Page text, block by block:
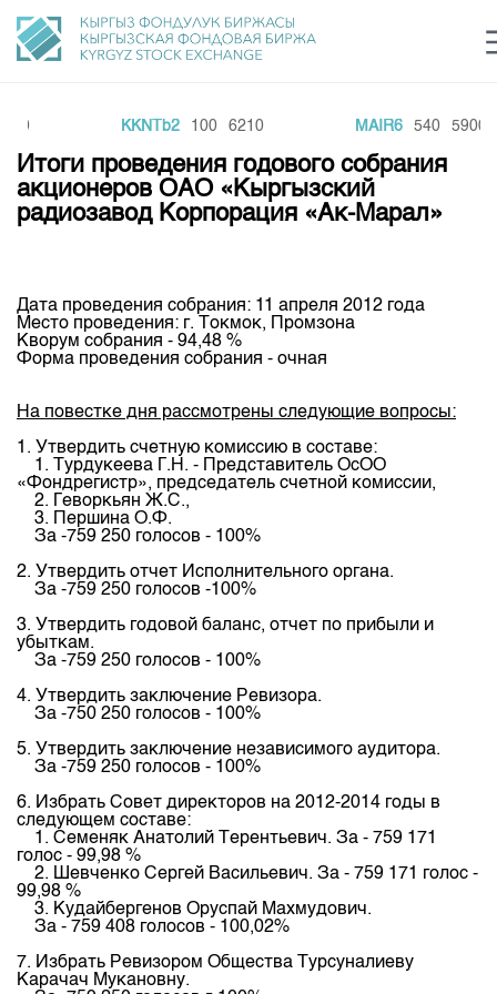
Финансовый рынок KG login Рус Кыр
О нас
Акционеры
Руководство
Участники торгов
Наши партнеры
Cтратегия развития
Корпоративные документы
Контакты
Товарно-сырьевой сектор
Листинг
Центр раскрытия информации
Тарифы
Аналитика
Финансовый рынок KG
25 лет ЗАО КФБ
Нормативная база
Депозитарная деятельность
Центр раскрытия информации
Архив торгов
Индекс и Капитализация
Котировки по ЦБ
Котировки по драг. металлам
Расписание аукционов по ГЦБ
Результаты аукционов ГЦБ
Объем ГЦБ в обращении
Результаты аукционов по депозитам
Общая информация
План работы на год
KKNTb2 100 6210 MAIR6 540 5900
Итоги проведения годового собрания
акционеров ОАО «Кыргызский
радиозавод Корпорация «Ак-Марал»
Дата проведения собрания: 11 апреля 2012 года
Место проведения: г. Токмок, Промзона
Кворум собрания - 94,48 %
Форма проведения собрания - очная
На повестке дня рассмотрены следующие вопросы:
1. Утвердить счетную комиссию в составе:
1. Турдукеева Г.Н. - Представитель ОсОО
«Фондрегистр», председатель счетной комиссии,
2. Геворкьян Ж.С.,
3. Першина О.Ф.
За -759 250 голосов - 100%
2. Утвердить отчет Исполнительного органа.
За -759 250 голосов -100%
3. Утвердить годовой баланс, отчет по прибыли и
убыткам.
За -759 250 голосов - 100%
4. Утвердить заключение Ревизора.
За -750 250 голосов - 100%
5. Утвердить заключение независимого аудитора.
За -759 250 голосов - 100%
6. Избрать Совет директоров на 2012-2014 годы в
следующем составе:
1. Семеняк Анатолий Терентьевич. За - 759 171
голос - 99,98 %
2. Шевченко Сергей Васильевич. За - 759 171 голос -
99,98 %
3. Кудайбергенов Оруспай Махмудович.
За - 759 408 голосов - 100,02%
7. Избрать Ревизором Общества Турсуналиеву
Карачач Мукановну.